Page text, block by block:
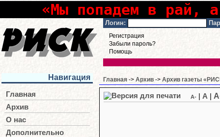
«Мы попадем в рай,
Логин:
Регистрация
Забыли пароль?
Помощь
Навигация
Главная
Архив
О нас
Дополнительно
Главная -> Архив -> Архив газеты
A- A